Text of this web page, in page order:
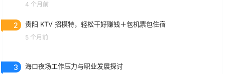
4 个月前
2 贵阳 KTV 招模特，轻松干好赚钱＋包机票包住宿
5 个月前
3 海口夜场工作压力与职业发展探讨